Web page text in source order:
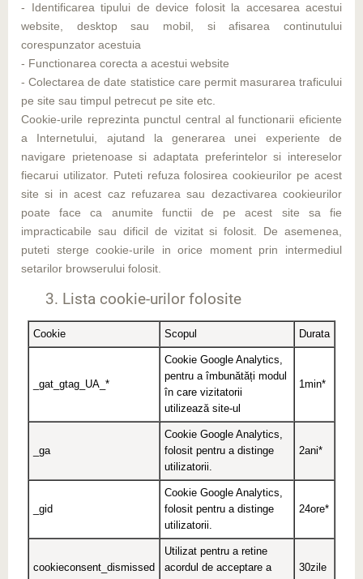
- Identificarea tipului de device folosit la accesarea acestui
website, desktop sau mobil, si afisarea continutului
corespunzator acestuia
- Functionarea corecta a acestui website
- Colectarea de date statistice care permit masurarea traficului
pe site sau timpul petrecut pe site etc.
Cookie-urile reprezinta punctul central al functionarii eficiente
a Internetului, ajutand la generarea unei experiente de
navigare prietenoase si adaptata preferintelor si intereselor
fiecarui utilizator. Puteti refuza folosirea cookieurilor pe acest
site si in acest caz refuzarea sau dezactivarea cookieurilor
poate face ca anumite functii de pe acest site sa fie
impracticabile sau dificil de vizitat si folosit. De asemenea,
puteti sterge cookie-urile in orice moment prin intermediul
setarilor browserului folosit.
3. Lista cookie-urilor folosite
Cookie Scopul Durata
_gat_gtag_UA_*
Cookie Google Analytics,
pentru a îmbunătăți modul
în care vizitatorii
utilizează site-ul
1min*
_ga
Cookie Google Analytics,
folosit pentru a distinge
utilizatorii.
2ani*
_gid
Cookie Google Analytics,
folosit pentru a distinge
utilizatorii.
24ore*
cookieconsent_dismissed
Utilizat pentru a retine
acordul de acceptare a
30zile